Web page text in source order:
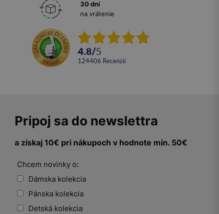
30 dní
na vrátenie
4.8/5
124406 recenzií
Pripoj sa do newslettra
a získaj 10€ pri nákupoch v hodnote min. 50€
Chcem novinky o:
Dámska kolekcia
Pánska kolekcia
Detská kolekcia